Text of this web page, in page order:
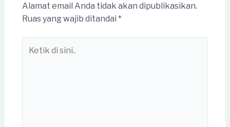
Alamat email Anda tidak akan dipublikasikan.
Ruas yang wajib ditandai *